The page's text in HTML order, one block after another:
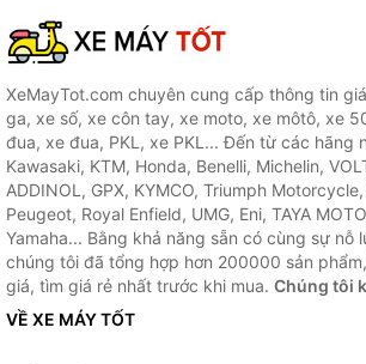
XeMayTot.com chuyên cung cấp thông tin
ga, xe số, xe côn tay, xe moto, xe môtô, xe
đua, xe đua, PKL, xe PKL... Đến từ các hãng
Kawasaki, KTM, Honda, Benelli, Michelin,
ADDINOL, GPX, KYMCO, Triumph
Peugeot, Royal Enfield, UMG, Eni, TAYA
Yamaha... Bằng khả năng sẵn có cùng sự nỗ
chúng tôi đã tổng hợp hơn 200000 sản
giá, tìm giá rẻ nhất trước khi mua. Chúng tôi
VỀ XE MÁY TỐT